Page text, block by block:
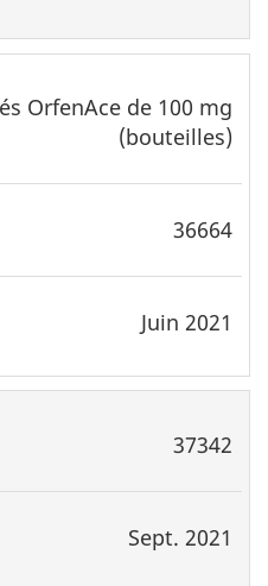
OrfenAce de 100 mg
(bouteilles)
36664
Juin 2021
37342
Sept. 2021